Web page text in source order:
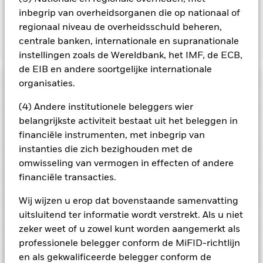
inbegrip van overheidsorganen die op nationaal of
regionaal niveau de overheidsschuld beheren,
centrale banken, internationale en supranationale
instellingen zoals de Wereldbank, het IMF, de ECB,
de EIB en andere soortgelijke internationale
organisaties.
(4) Andere institutionele beleggers wier
belangrijkste activiteit bestaat uit het beleggen in
financiële instrumenten, met inbegrip van
instanties die zich bezighouden met de
omwisseling van vermogen in effecten of andere
financiële transacties.
Wij wijzen u erop dat bovenstaande samenvatting
uitsluitend ter informatie wordt verstrekt. Als u niet
zeker weet of u zowel kunt worden aangemerkt als
professionele belegger conform de MiFID-richtlijn
en als gekwalificeerde belegger conform de
Toon minder
BGF European Fund
Risicometer
Performance
Grafiek
Volledige grafiek bekijken
Rendement
Deze grafiek toont de prestatie van het product als het
De waarde van aandelen en aandelengerelateerde effecten
kan worden beïnvloed door dagelijkse schommelingen op de
aandelenmarkten. Tot de andere factoren die van invloed zijn,
behoren politiek en economisch nieuws, bedrijfsresultaten en
ernaar ondernemingen uit te sluiten die zich bezighouden
met bepaalde activiteiten die niet in overeenstemming zijn
met ESG-criteria. Na een ESG-screening kan het potentiële
beleggingsuniversum een stuk kleiner worden en een
dergelijke screening kan een negatief effect hebben op de
waarde van de beleggingen van het Fonds in vergelijking met
een fonds zonder een dergelijke screening.
Kerngegevens
Fondsomvang
Introductie fonds 30/nov/1993
Basisvaluta EUR
Vergelijkende benchmark 1
MSCI Europe Index (Net Total
Return USD) (USD)
Portefeuille kenmerken
per 30/jun/2026
Bèta 3 jr.
per -
Ratings
Morningstar-rating
Posities
per 30/jun/2026
Portefeuilleverdeling